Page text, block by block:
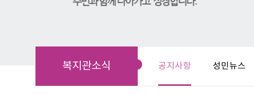
복지관소식 공지사항 성민뉴스